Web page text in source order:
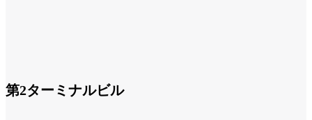
第2ターミナルビル